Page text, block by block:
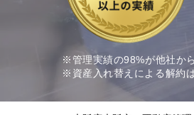
※管理実績の98%が他社か
※資産入れ替えによる解約